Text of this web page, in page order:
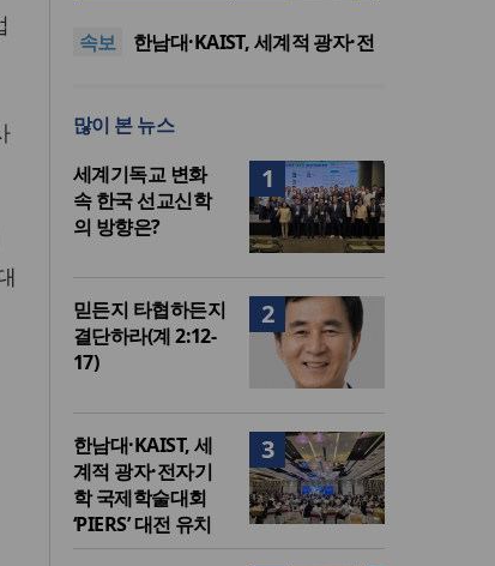
속보
시장 담은 로컬 매거진 ‘포항집’
한남대·KAIST, 세계적 광자·전
도’로 나라·한국교회·다음세대
세기총 “자유를 지키며 하나 된
희망의 미래를 향하여”
많이 본 뉴스
1
세계기독교 변화
속 한국 선교신학
의 방향은?
2
믿든지 타협하든지
결단하라(계 2:12-
17)
3
한남대·KAIST, 세
계적 광자·전자기
학 국제학술대회
‘PIERS’ 대전 유치